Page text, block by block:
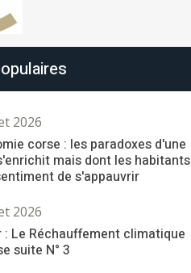
2026
corse : les paradoxes d'une
mais dont les habitants
de s'appauvrir
2026
: Le Réchauffement climatique
suite N° 3